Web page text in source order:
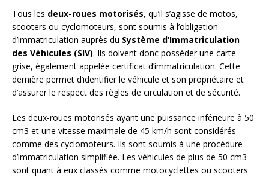
Tous les deux-roues motorisés, qu’il s’agisse de motos,
scooters ou cyclomoteurs, sont soumis à l’obligation
d’immatriculation auprès du Système d’Immatriculation
des Véhicules (SIV). Ils doivent donc posséder une carte
grise, également appelée certificat d’immatriculation. Cette
dernière permet d’identifier le véhicule et son propriétaire et
d’assurer le respect des règles de circulation et de sécurité.
Les deux-roues motorisés ayant une puissance inférieure à 50
cm3 et une vitesse maximale de 45 km/h sont considérés
comme des cyclomoteurs. Ils sont soumis à une procédure
d’immatriculation simplifiée. Les véhicules de plus de 50 cm3
sont quant à eux classés comme motocyclettes ou scooters